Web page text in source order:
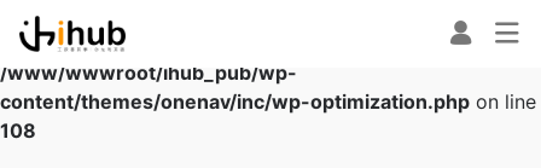
Warning: Array to string conversion in
/www/wwwroot/ihub_pub/wp-
content/themes/onenav/inc/wp-optimization.php on line
108